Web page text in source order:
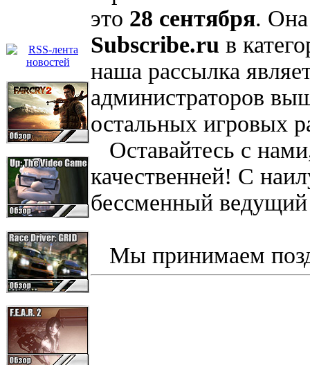
это 28 сентября. Она
Subscribe.ru в
наша рассылка
администраторов
остальных игровых
Оставайтесь с
качественней! С
бессменный
Мы принимаем